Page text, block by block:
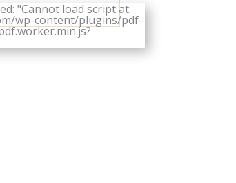
"Cannot load script at:
wp-content/plugins/pdf-